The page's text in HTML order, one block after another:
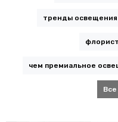
тренды освещения
чем премиальное